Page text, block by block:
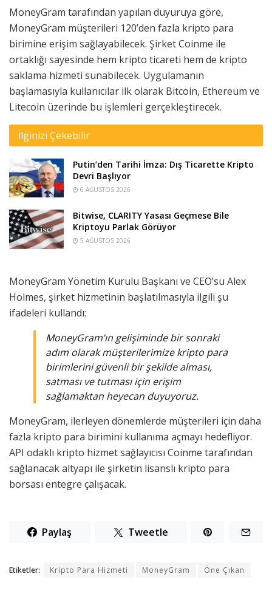
MoneyGram tarafından yapılan duyuruya göre,
MoneyGram müşterileri 120’den fazla kripto para
birimine erişim sağlayabilecek. Şirket Coinme ile
ortaklığı sayesinde hem kripto ticareti hem de kripto
saklama hizmeti sunabilecek. Uygulamanın
başlamasıyla kullanıcılar ilk olarak Bitcoin, Ethereum ve
Litecoin üzerinde bu işlemleri gerçekleştirecek.
İlginizi Çekebilir
Putin’den Tarihi İmza: Dış Ticarette Kripto
Devri Başlıyor
6 AĞUSTOS 2026
Bitwise, CLARITY Yasası Geçmese Bile
Kriptoyu Parlak Görüyor
5 AĞUSTOS 2026
MoneyGram Yönetim Kurulu Başkanı ve CEO’su Alex
Holmes, şirket hizmetinin başlatılmasıyla ilgili şu
ifadeleri kullandı:
MoneyGram’ın gelişiminde bir sonraki
adım olarak müşterilerimize kripto para
birimlerini güvenli bir şekilde alması,
satması ve tutması için erişim
sağlamaktan heyecan duyuyoruz.
MoneyGram, ilerleyen dönemlerde müşterileri için daha
fazla kripto para birimini kullanıma açmayı hedefliyor.
API odaklı kripto hizmet sağlayıcısı Coinme tarafından
sağlanacak altyapı ile şirketin lisanslı kripto para
borsası entegre çalışacak.
Paylaş Tweetle
Etiketler: Kripto Para Hizmeti MoneyGram Öne Çıkan